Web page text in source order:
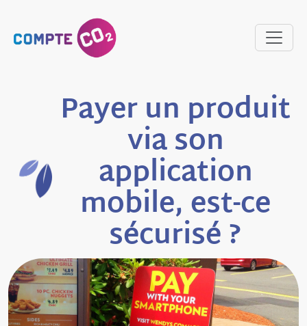
Payer un produit
via son
application
mobile, est-ce
sécurisé ?